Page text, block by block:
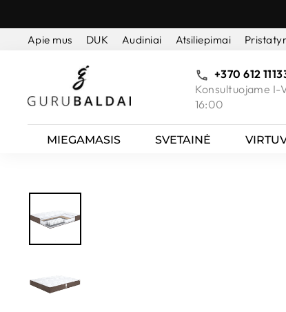
prie
turinioApie mus
DUK Audiniai Atsiliepimai
+370 612
Konsultuojame I-
16:00
MIEGAMASIS SVETAINĖ